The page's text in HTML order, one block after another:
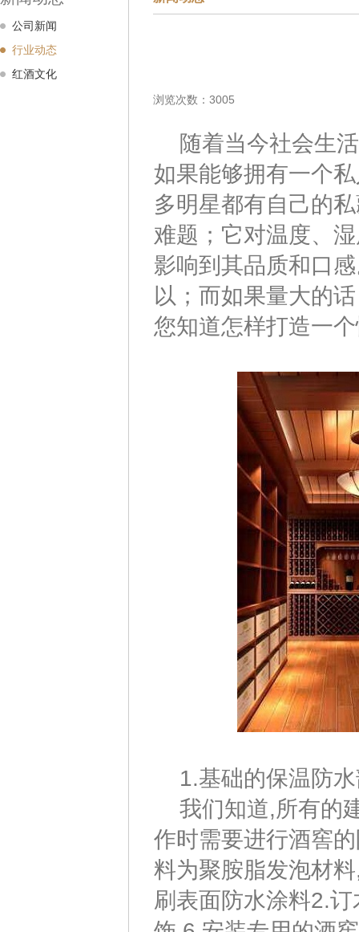
公司新闻
行业动态
红酒文化
浏览次数：3005
随着当今社会生活
如果能够拥有一个
多明星都有自己的
难题；它对温度、
影响到其品质和口
以；而如果量大的
您知道怎样打造一
1.基础的保温防水
我们知道,所有的
作时需要进行酒窖
料为聚胺脂发泡材
刷表面防水涂料2.